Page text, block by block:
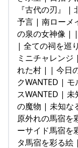
『古代の刃』 |
予言 | 南ローメ
の泉の女神像 |
| 全ての祠を巡
ミニチャレン
れた村 | | 今日
クWANTED |
スWANTED |
の魔物 | 未知な
原外れの馬宿
ーサイド馬宿
タ馬宿を彩る